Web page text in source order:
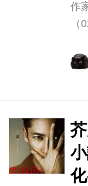
作
ト
ー
摸
ト
出